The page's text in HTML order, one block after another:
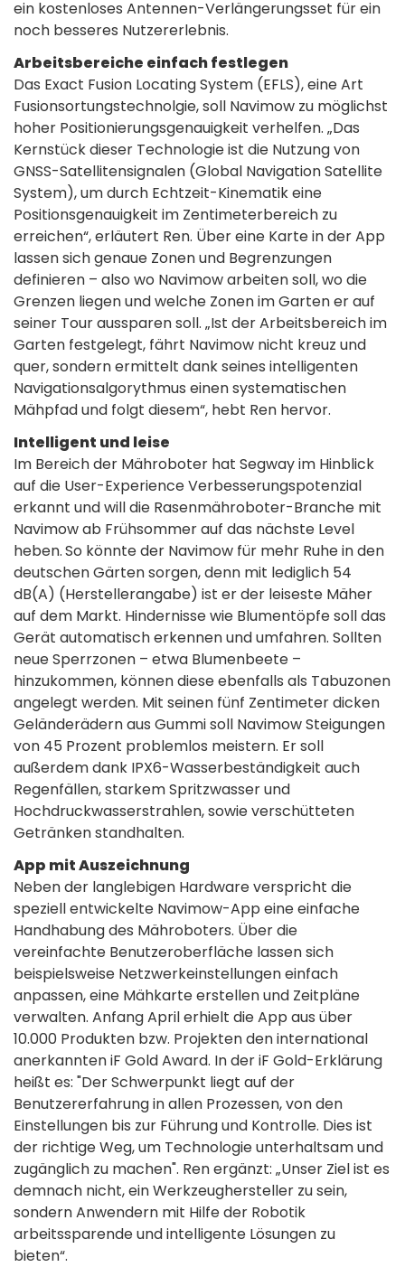
ein kostenloses Antennen-Verlängerungsset für ein
noch besseres Nutzererlebnis.
Arbeitsbereiche einfach festlegen
Das Exact Fusion Locating System (EFLS), eine Art
Fusionsortungstechnolgie, soll Navimow zu möglichst
hoher Positionierungsgenauigkeit verhelfen. „Das
Kernstück dieser Technologie ist die Nutzung von
GNSS-Satellitensignalen (Global Navigation Satellite
System), um durch Echtzeit-Kinematik eine
Positionsgenauigkeit im Zentimeterbereich zu
erreichen“, erläutert Ren. Über eine Karte in der App
lassen sich genaue Zonen und Begrenzungen
definieren – also wo Navimow arbeiten soll, wo die
Grenzen liegen und welche Zonen im Garten er auf
seiner Tour aussparen soll. „Ist der Arbeitsbereich im
Garten festgelegt, fährt Navimow nicht kreuz und
quer, sondern ermittelt dank seines intelligenten
Navigationsalgorythmus einen systematischen
Mähpfad und folgt diesem“, hebt Ren hervor.
Intelligent und leise
Im Bereich der Mähroboter hat Segway im Hinblick
auf die User-Experience Verbesserungspotenzial
erkannt und will die Rasenmähroboter-Branche mit
Navimow ab Frühsommer auf das nächste Level
heben.So könnte der Navimow für mehr Ruhe in den
deutschen Gärten sorgen, denn mit lediglich 54
dB(A) (Herstellerangabe) ist er der leiseste Mäher
auf dem Markt. Hindernisse wie Blumentöpfe soll das
Gerät automatisch erkennen und umfahren. Sollten
neue Sperrzonen – etwa Blumenbeete –
hinzukommen, können diese ebenfalls als Tabuzonen
angelegt werden. Mit seinen fünf Zentimeter dicken
Geländerädern aus Gummi soll Navimow Steigungen
von 45 Prozent problemlos meistern. Er soll
außerdem dank IPX6-Wasserbeständigkeit auch
Regenfällen, starkem Spritzwasser und
Hochdruckwasserstrahlen, sowie verschütteten
Getränken standhalten.
App mit Auszeichnung
Neben der langlebigen Hardware verspricht die
speziell entwickelte Navimow-App eine einfache
Handhabung des Mähroboters. Über die
vereinfachte Benutzeroberfläche lassen sich
beispielsweise Netzwerkeinstellungen einfach
anpassen, eine Mähkarte erstellen und Zeitpläne
verwalten. Anfang April erhielt die App aus über
10.000 Produkten bzw. Projekten den international
anerkannten iF Gold Award. In der iF Gold-Erklärung
heißt es: "Der Schwerpunkt liegt auf der
Benutzererfahrung in allen Prozessen, von den
Einstellungen bis zur Führung und Kontrolle. Dies ist
der richtige Weg, um Technologie unterhaltsam und
zugänglich zu machen". Ren ergänzt: „Unser Ziel ist es
demnach nicht, ein Werkzeughersteller zu sein,
sondern Anwendern mit Hilfe der Robotik
arbeitssparende und intelligente Lösungen zu
bieten“.